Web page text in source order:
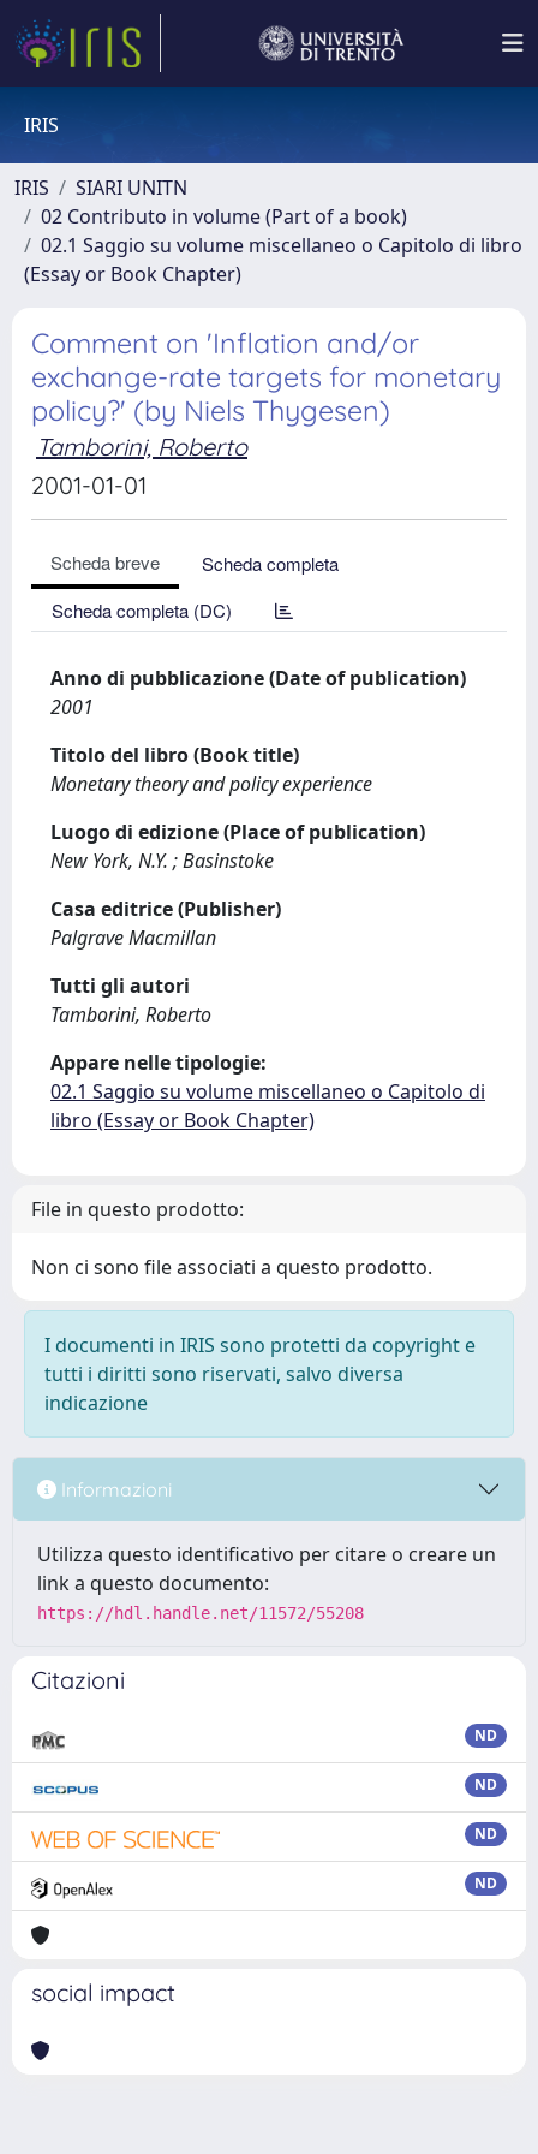
IRIS
IRIS
SIARI UNITN
02 Contributo in volume (Part of a book)
02.1 Saggio su volume miscellaneo o Capitolo di libro
(Essay or Book Chapter)
Comment on 'Inflation and/or
exchange-rate targets for monetary
policy?' (by Niels Thygesen)
Tamborini, Roberto
2001-01-01
Scheda breve
Scheda completa
Scheda completa (DC)
Anno di pubblicazione (Date of publication)
2001
Titolo del libro (Book title)
Monetary theory and policy experience
Luogo di edizione (Place of publication)
New York, N.Y. ; Basinstoke
Casa editrice (Publisher)
Palgrave Macmillan
Tutti gli autori
Tamborini, Roberto
Appare nelle tipologie:
02.1 Saggio su volume miscellaneo o Capitolo di
libro (Essay or Book Chapter)
File in questo prodotto:
Non ci sono file associati a questo prodotto.
I documenti in IRIS sono protetti da copyright e
tutti i diritti sono riservati, salvo diversa
indicazione
Informazioni
Utilizza questo identificativo per citare o creare un
link a questo documento:
https://hdl.handle.net/11572/55208
Citazioni
ND
ND
ND
ND
social impact